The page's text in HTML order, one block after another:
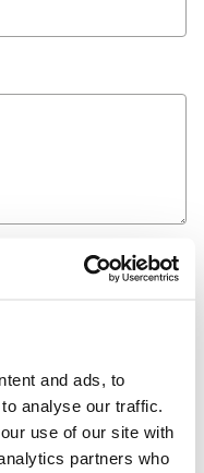
and ads, to
analyse our traffic.
use of our site with
partners who
och exklusiva
avregistrera mig när
för Mirkas